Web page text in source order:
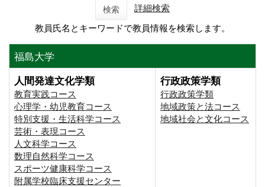
検索
詳細検索
教員氏名とキーワードで教員情報を検索します。
福島大学
人間発達文化学類
教育実践コース
心理学・幼児教育コース
特別支援・生活科学コース
芸術・表現コース
人文科学コース
数理自然科学コース
スポーツ健康科学コース
附属学校臨床支援センター
行政政策学類
行政政策学類
地域政策と法コース
地域社会と文化コース